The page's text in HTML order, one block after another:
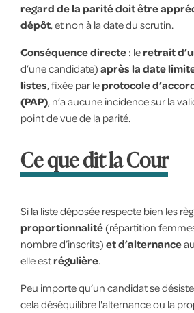
regard de la parité doit être
dépôt, et non à la date du scrutin.
Conséquence directe: leretrait
d’une candidate) après la date
listes, fixée par leprotocole
(PAP), n’a aucune incidence sur la
point de vue de la parité.
Ce que dit la Cour
Si la liste déposée respecte bien les
proportionnalité(répartition
nombre d’inscrits) et d’alternance
elle estrégulière.
Peu importe qu’un candidat se
cela déséquilibre l'alternance ou la